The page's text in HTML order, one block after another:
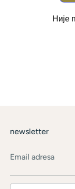
Није
newsletter
Email adresa